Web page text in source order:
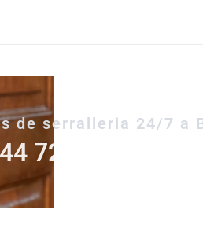
de serralleria 24/7 a
721 038